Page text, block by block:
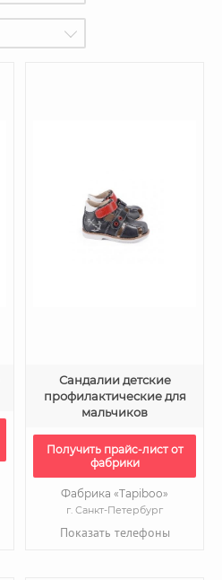
Сандалии детские
профилактические для
мальчиков
Получить прайс-лист от
фабрики
Фабрика «Tapiboo»
г. Санкт-Петербург
Показать телефоны